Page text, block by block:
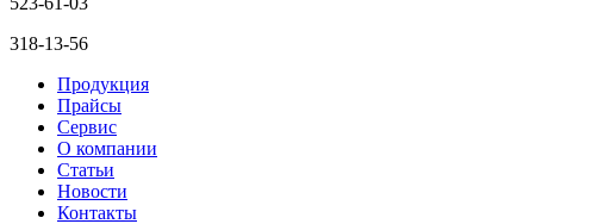
318-13-56
Продукция
Прайсы
Сервис
О компании
Статьи
Новости
Контакты